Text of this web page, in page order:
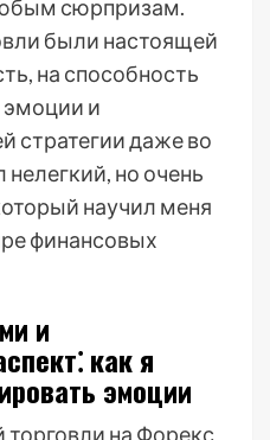
сюрпризам.
были настоящей
на способность
эмоции и
стратегии даже во
но очень
научил меня
финансовых
и
как я
эмоции
на Форекс